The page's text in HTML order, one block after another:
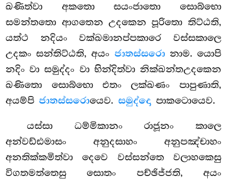
ඛණිත්වා අකතො සයංජාතො සොබ්භො
සමන්තතො ආගතෙන උදකෙන පූරිතො තිට්ඨති,
යත්ථ නදියං වක්ඛමානප්පකාරෙ වස්සකාලෙ
උදකං සන්තිට්ඨති, අයං ජාතස්සරොනාම. යොපි
නදිං වා සමුද්දං වා භින්දිත්වා නික්ඛන්තඋදකෙන
ඛණිතො සොබ්භො එතං ලක්ඛණං පාපුණාති,
අයම්පිජාතස්සරොයෙව.සමුද්දො පාකටොයෙව.
යස්සා ධම්මිකානං රාජූනං කාලෙ
අන්වඩ්ඪමාසං අනුදසාහං අනුපඤ්චාහං
අනතික්කමිත්වා දෙවෙ වස්සන්තෙ වලාහකෙසු
විගතමත්තෙසු සොතං පච්ඡිජ්ජති, අයං